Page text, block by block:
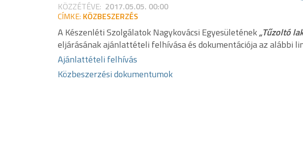
KÖZZÉTÉVE: 2017.05.05. 00:00
CÍMKE: KÖZBESZERZÉS
A Készenléti Szolgálatok Nagykovácsi Egyesületének„Tűzoltó
eljárásának ajánlattételi felhívása és dokumentációja az alábbi
Ajánlattételi felhívás
Közbeszerzési dokumentumok